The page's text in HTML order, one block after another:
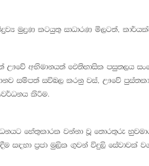
මුද්‍රණ කටයුතු සාධාරණ මිලටත්,
ඌවේ අභිමානයත් ඓතිහාසික පසුතලය
සම්පත් සවිබල කරනු වස්, ඌවේ
කිරීම.
හේතුකාරක වන්නා වූ තොරතුරු
සඳහා ප්‍රජා මුලික ගුවන් විදුලි සේවාවක්